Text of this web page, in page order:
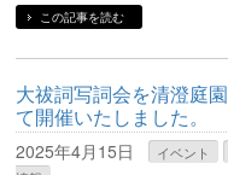
この記事を読む
大祓詞写詞会を清澄庭
て開催いたしました。
2025年4月15日 イベント